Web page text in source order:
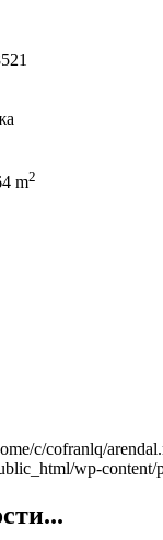
m2
c/cofranlq/
wp-content/